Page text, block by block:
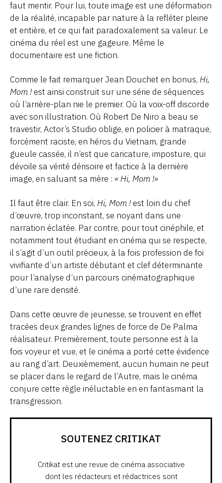
faut mentir. Pour lui, toute image est une déformation
de la réalité, incapable par nature à la refléter pleine
et entière, et ce qui fait paradoxalement sa valeur. Le
cinéma du réel est une gageure. Même le
documentaire est une fiction.
Comme le fait remarquer Jean Douchet en bonus, Hi,
Mom !est ainsi construit sur une série de séquences
où l’arrière-plan nie le premier. Où la voix-off discorde
avec son illustration. Où Robert De Niro a beau se
travestir, Actor’s Studio oblige, en policier à matraque,
forcément raciste, en héros du Vietnam, grande
gueule cassée, il n’est que caricature, imposture, qui
dévoile sa vérité dérisoire et factice à la dernière
image, en saluant sa mère : « Hi, Mom !»
Il faut être clair. En soi, Hi, Mom !est loin du chef
d’œuvre, trop inconstant, se noyant dans une
narration éclatée. Par contre, pour tout cinéphile, et
notamment tout étudiant en cinéma qui se respecte,
il s’agit d’un outil précieux, à la fois profession de foi
vivifiante d’un artiste débutant et clef déterminante
pour l’analyse d’un parcours cinématographique
d’une rare densité.
Dans cette œuvre de jeunesse, se trouvent en effet
tracées deux grandes lignes de force de De Palma
réalisateur. Premièrement, toute personne est à la
fois voyeur et vue, et le cinéma a porté cette évidence
au rang d’art. Deuxièmement, aucun humain ne peut
se placer dans le regard de l’Autre, mais le cinéma
conjure cette règle inéluctable en en fantasmant la
transgression.
SOUTENEZ CRITIKAT
Critikat est une revue de cinéma associative
dont les rédacteurs et rédactrices sont